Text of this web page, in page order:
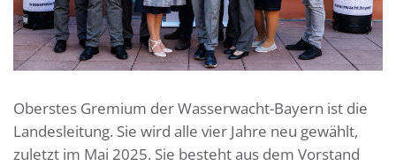
Oberstes Gremium der Wasserwacht-Bayern ist die
Landesleitung. Sie wird alle vier Jahre neu gewählt,
zuletzt im Mai 2025. Sie besteht aus dem Vorstand